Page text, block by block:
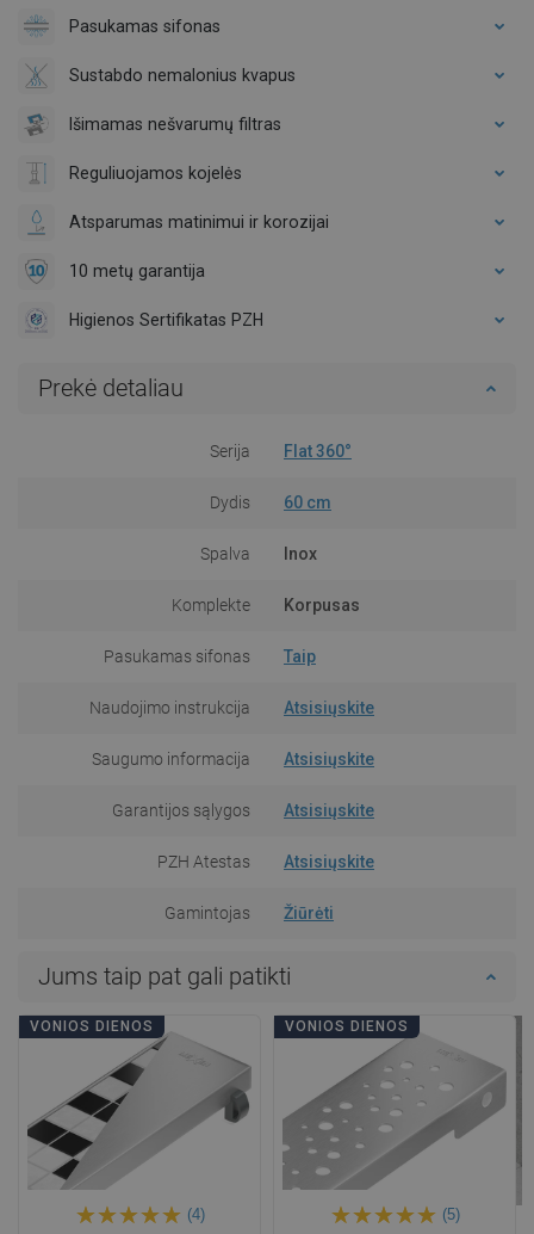
Pasukamas sifonas
Sustabdo nemalonius kvapus
Išimamas nešvarumų filtras
Reguliuojamos kojelės
Atsparumas matinimui ir korozijai
10 metų garantija
Higienos Sertifikatas PZH
Prekė detaliau
Serija Flat 360°
Dydis 60 cm
Spalva Inox
Komplekte Korpusas
Pasukamas sifonas Taip
Naudojimo instrukcija Atsisiųskite
Saugumo informacija Atsisiųskite
Garantijos sąlygos Atsisiųskite
PZH Atestas Atsisiųskite
Gamintojas Žiūrėti
Jums taip pat gali patikti
VONIOS DIENOS
(4)
VONIOS DIENOS
(5)